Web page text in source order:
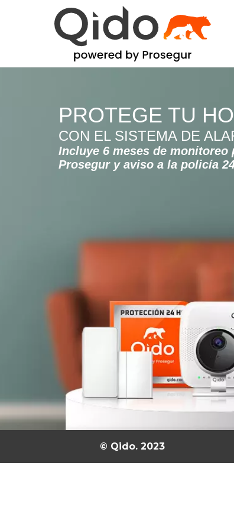
PROTEGE TU
CON EL SISTEMA DE
Incluye 6 meses de monitoreo
Prosegur y aviso a la policía
© Qido. 2023